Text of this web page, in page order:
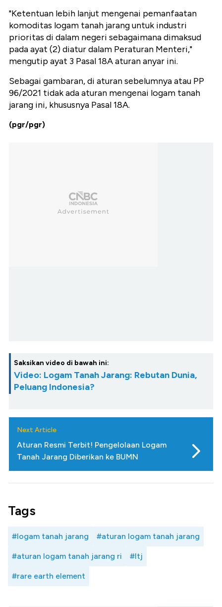
"Ketentuan lebih lanjut mengenai pemanfaatan
komoditas logam tanah jarang untuk industri
prioritas di dalam negeri sebagaimana dimaksud
pada ayat (2) diatur dalam Peraturan Menteri,"
mengutip ayat 3 Pasal 18A aturan anyar ini.
Sebagai gambaran, di aturan sebelumnya atau PP
96/2021 tidak ada aturan mengenai logam tanah
jarang ini, khususnya Pasal 18A.
(pgr/pgr)
Saksikan video di bawah ini:
Video: Logam Tanah Jarang: Rebutan Dunia,
Peluang Indonesia?
Next Article
Aturan Resmi Terbit! Pengelolaan Logam
Tanah Jarang Diberikan ke BUMN
Tags
#logam tanah jarang #aturan logam tanah jarang
#aturan logam tanah jarang ri #ltj
#rare earth element